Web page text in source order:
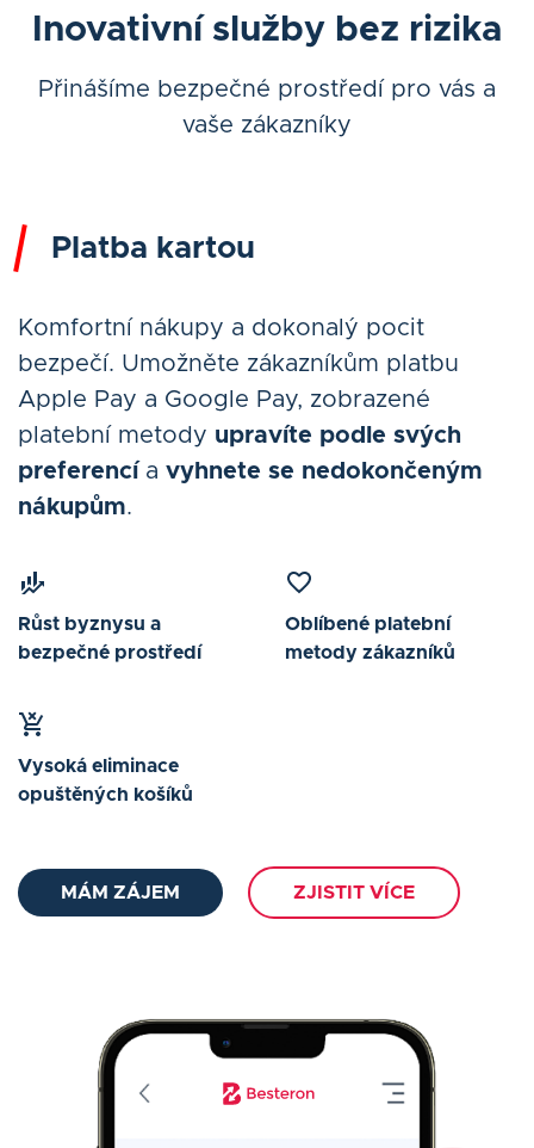
Inovativní služby bez rizika
Přinášíme bezpečné prostředí pro vás a
vaše zákazníky
Platba kartou
Komfortní nákupy a dokonalý pocit
bezpečí. Umožněte zákazníkům platbu
Apple Pay a Google Pay, zobrazené
platební metody upravíte podle svých
preferencía vyhnete se nedokončeným
nákupům.
Růst byznysu a
bezpečné prostředí
Oblíbené platební
metody zákazníků
Vysoká eliminace
opuštěných košíků
MÁM ZÁJEM ZJISTIT VÍCE